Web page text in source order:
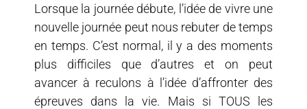
Lorsque la journée débute, l’idée de vivre une
nouvelle journée peut nous rebuter de temps
en temps. C’est normal, il y a des moments
plus difficiles que d’autres et on peut
avancer à reculons à l’idée d’affronter des
épreuves dans la vie. Mais si TOUS les